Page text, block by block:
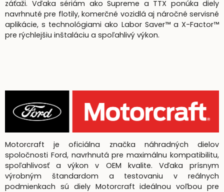
záťaži. Vďaka sériám ako Supreme a TTX ponúka diely
navrhnuté pre flotily, komerčné vozidlá aj náročné servisné
aplikácie, s technológiami ako Labor Saver™ a X-Factor™
pre rýchlejšiu inštaláciu a spoľahlivý výkon.
Motorcraft je oficiálna značka náhradných dielov
spoločnosti Ford, navrhnutá pre maximálnu kompatibilitu,
spoľahlivosť a výkon v OEM kvalite. Vďaka prísnym
výrobným štandardom a testovaniu v reálnych
podmienkach sú diely Motorcraft ideálnou voľbou pre